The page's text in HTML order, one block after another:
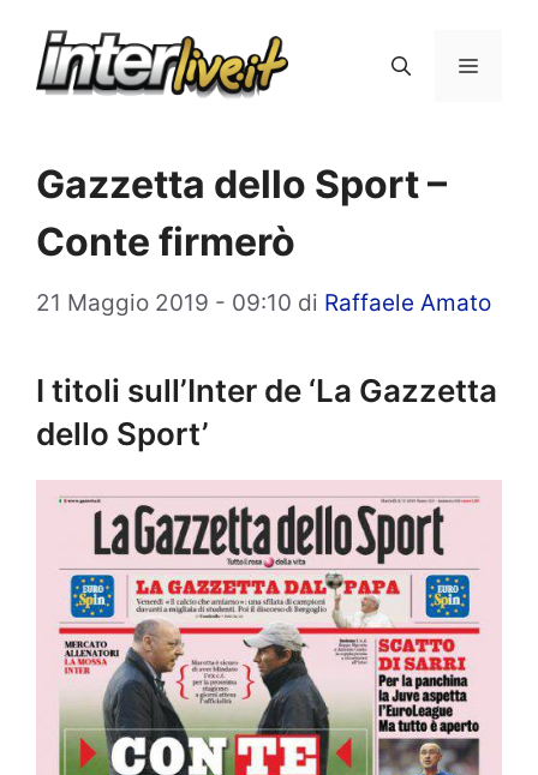
Menu
Gazzetta dello Sport –
Conte firmerò
21 Maggio 2019 - 09:10 di Raffaele Amato
I titoli sull’Inter de ‘La Gazzetta
dello Sport’